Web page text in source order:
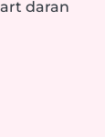
daran